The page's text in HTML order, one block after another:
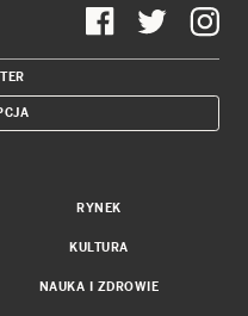
RYNEK
KULTURA
NAUKA I ZDROWIE